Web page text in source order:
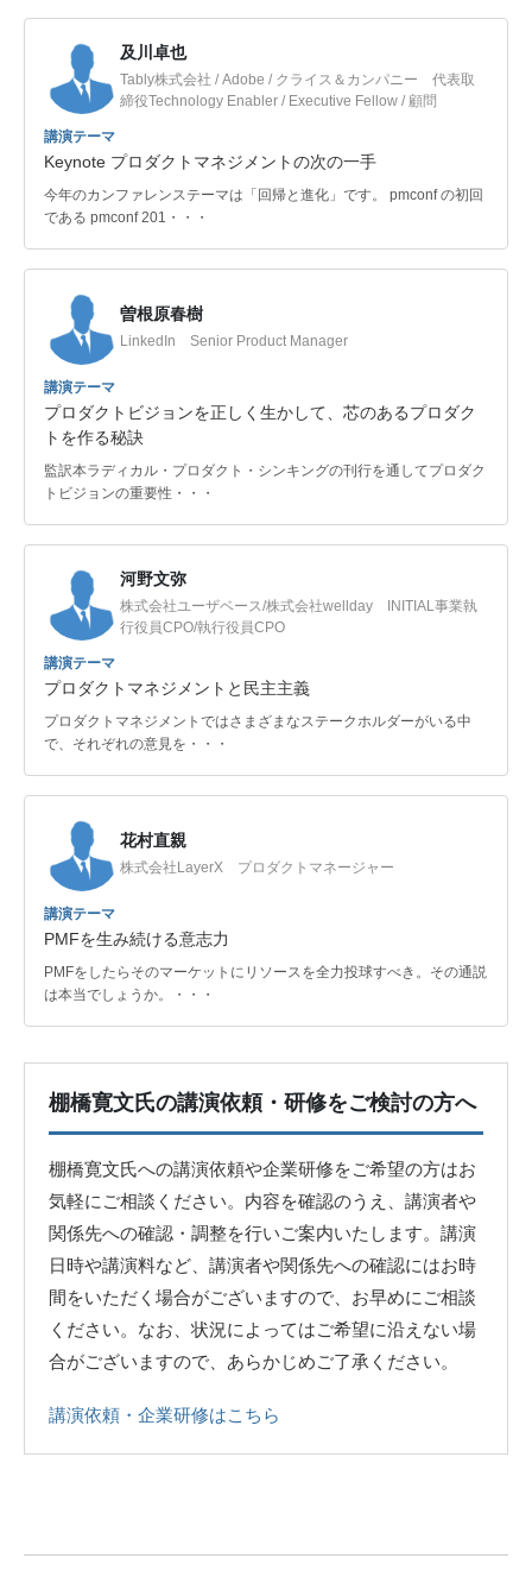
及川卓也
Tably株式会社 / Adobe / クライス＆カンパニー 代表取
締役Technology Enabler / Executive Fellow / 顧問
講演テーマ
Keynote プロダクトマネジメントの次の一手
今年のカンファレンステーマは「回帰と進化」です。 pmconf の初回
である pmconf 201・・・
曽根原春樹
LinkedIn Senior Product Manager
講演テーマ
プロダクトビジョンを正しく生かして、芯のあるプロダク
トを作る秘訣
監訳本ラディカル・プロダクト・シンキングの刊行を通してプロダク
トビジョンの重要性・・・
河野文弥
株式会社ユーザベース/株式会社wellday INITIAL事業執
行役員CPO/執行役員CPO
講演テーマ
プロダクトマネジメントと民主主義
プロダクトマネジメントではさまざまなステークホルダーがいる中
で、それぞれの意見を・・・
花村直親
株式会社LayerX プロダクトマネージャー
講演テーマ
PMFを生み続ける意志力
PMFをしたらそのマーケットにリソースを全力投球すべき。その通説
は本当でしょうか。・・・
棚橋寛文氏の講演依頼・研修をご検討の方へ
棚橋寛文氏への講演依頼や企業研修をご希望の方はお
気軽にご相談ください。内容を確認のうえ、講演者や
関係先への確認・調整を行いご案内いたします。講演
日時や講演料など、講演者や関係先への確認にはお時
間をいただく場合がございますので、お早めにご相談
ください。なお、状況によってはご希望に沿えない場
合がございますので、あらかじめご了承ください。
講演依頼・企業研修はこちら